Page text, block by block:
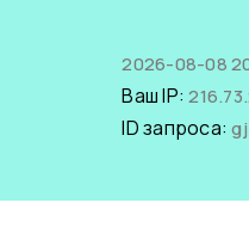
2026-08-08
Ваш IP:
ID запроса: